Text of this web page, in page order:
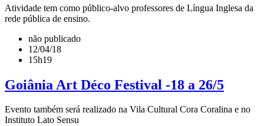
Atividade tem como público-alvo professores de Língua Inglesa da
rede pública de ensino.
não publicado
12/04/18
15h19
Goiânia Art Déco Festival -18 a 26/5
Evento também será realizado na Vila Cultural Cora Coralina e no
Instituto Lato Sensu